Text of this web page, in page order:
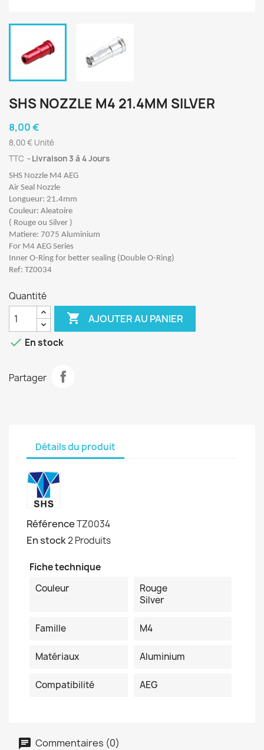
SHS NOZZLE M4 21.4MM SILVER
8,00 €
8,00 € Unité
TTC
Livraison 3 à 4 Jours
SHS Nozzle M4 AEG
Air Seal Nozzle
Longueur: 21.4mm
Couleur: Aleatoire
( Rouge ou Silver )
Matiere: 7075 Aluminium
For M4 AEG Series
Inner O-Ring for better sealing (Double O-Ring)
Ref: TZ0034
Quantité
 AJOUTER AU PANIER
 En stock
Partager
Détails du produit
RéférenceTZ0034
En stock2 Produits
Fiche technique
Couleur
Rouge
Silver
Famille M4
Matériaux Aluminium
Compatibilité AEG
Commentaires (0)